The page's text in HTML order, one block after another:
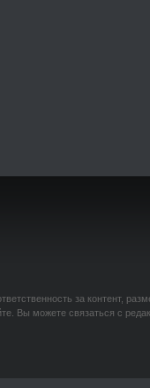
за контент,
Вы можете связаться с